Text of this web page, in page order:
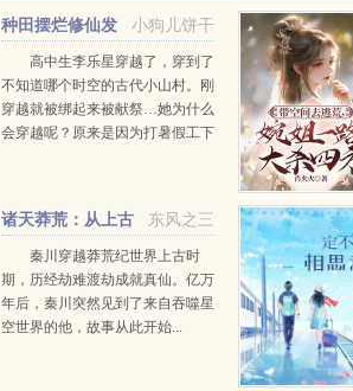
小狗儿饼干
种田摆烂修仙发
癫，主打随机应变
高中生李乐星穿越了，穿到了
不知道哪个时空的古代小山村。刚
穿越就被绑起来被献祭…她为什么
会穿越呢？原来是因为打暑假工下
主家的傻儿子换命格。为什么...
东风之三
诸天莽荒：从上古
真仙开始
秦川穿越莽荒纪世界上古时
期，历经劫难渡劫成就真仙。亿万
年后，秦川突然见到了来自吞噬星
空世界的他，故事从此开始...